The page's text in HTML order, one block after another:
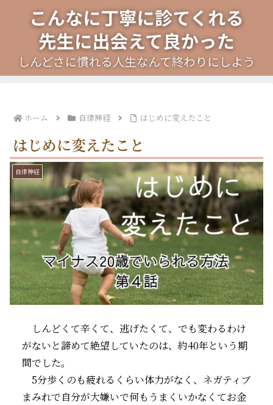
ホーム 自律神経 はじめに変えたこと
はじめに変えたこと
自律神経
しんどくて辛くて、逃げたくて、でも変わるわけ
がないと諦めて絶望していたのは、約40年という期
間でした。
5分歩くのも疲れるくらい体力がなく、ネガティブ
まみれで自分が大嫌いで何もうまくいかなくてお金